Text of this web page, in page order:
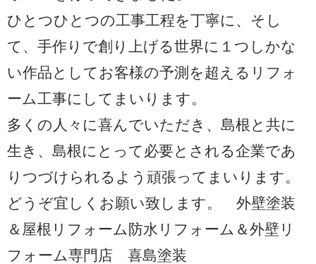
ひとつひとつの工事工程を丁寧に、そし
て、手作りで創り上げる世界に１つしかな
い作品としてお客様の予測を超えるリフォ
ーム工事にしてまいります。
多くの人々に喜んでいただき、島根と共に
生き、島根にとって必要とされる企業であ
りつづけられるよう頑張ってまいります。
どうぞ宜しくお願い致します。 外壁塗装
＆屋根リフォーム防水リフォーム＆外壁リ
フォーム専門店 喜島塗装